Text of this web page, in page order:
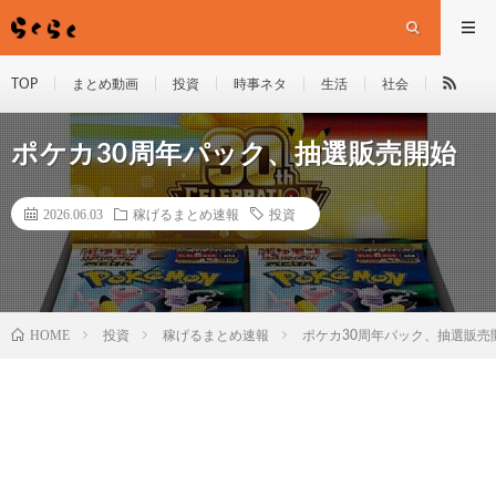
TOP まとめ動画 投資 時事ネタ 生活 社会
ポケカ30周年パック、抽選販売開始
2026.06.03 稼げるまとめ速報 投資
HOME 投資 稼げるまとめ速報 ポケカ30周年パック、抽選販売